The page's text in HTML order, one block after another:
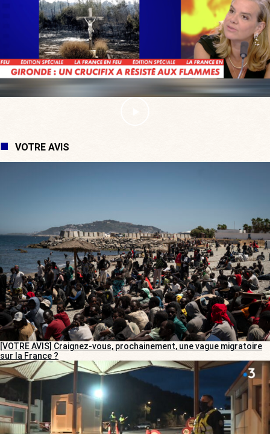
VOTRE AVIS
[VOTRE AVIS] Craignez-vous, prochainement, une vague migratoire
sur la France ?